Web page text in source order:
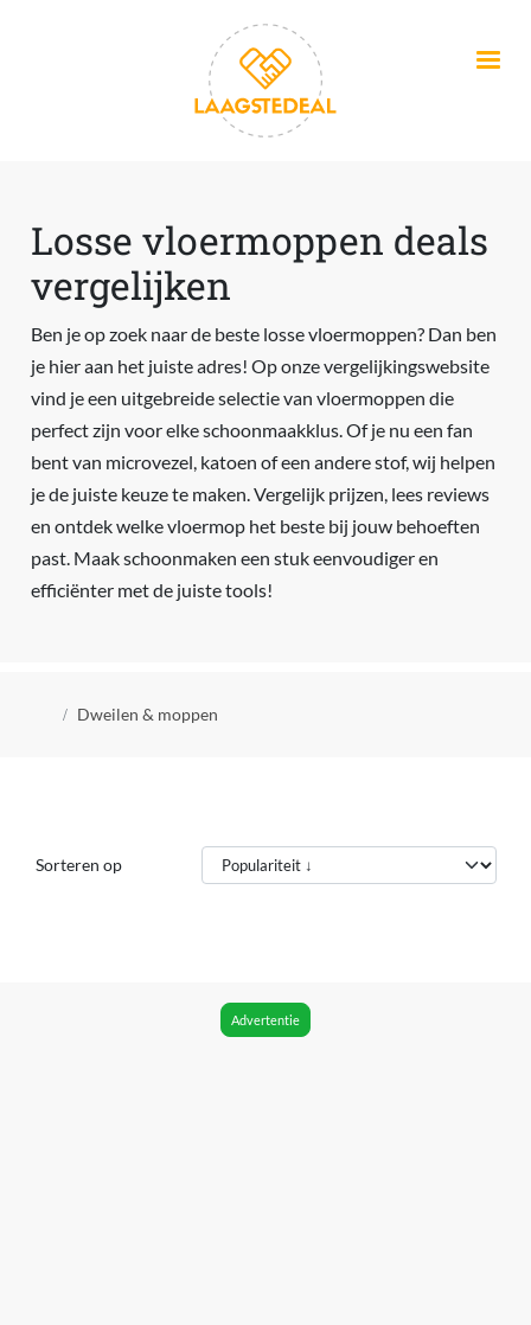
Losse vloermoppen deals
vergelijken
Ben je op zoek naar de beste losse vloermoppen? Dan ben
je hier aan het juiste adres! Op onze vergelijkingswebsite
vind je een uitgebreide selectie van vloermoppen die
perfect zijn voor elke schoonmaakklus. Of je nu een fan
bent van microvezel, katoen of een andere stof, wij helpen
je de juiste keuze te maken. Vergelijk prijzen, lees reviews
en ontdek welke vloermop het beste bij jouw behoeften
past. Maak schoonmaken een stuk eenvoudiger en
efficiënter met de juiste tools!
Kruimelpad
Dweilen & moppen
Sorteren op
Advertentie